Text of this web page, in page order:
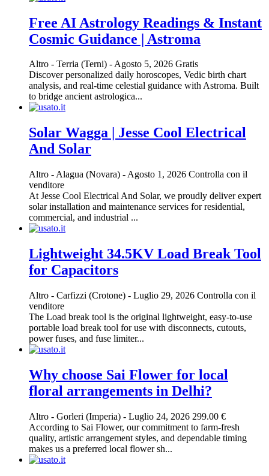
Free AI Astrology Readings & Instant
Cosmic Guidance | Astroma
Altro - Terria (Terni) -Agosto 5, 2026 Gratis
Discover personalized daily horoscopes, Vedic birth chart
analysis, and real-time celestial guidance with Astroma. Built
to bridge ancient astrologica...
Solar Wagga | Jesse Cool Electrical
And Solar
Altro - Alagua (Novara) - Agosto 1, 2026 Controlla con il
venditore
At Jesse Cool Electrical And Solar, we proudly deliver expert
solar installation and maintenance services for residential,
commercial, and industrial ...
Lightweight 34.5KV Load Break Tool
for Capacitors
Altro - Carfizzi (Crotone) - Luglio 29, 2026 Controlla con il
venditore
The Load break tool is the original lightweight, easy-to-use
portable load break tool for use with disconnects, cutouts,
power fuses, and fuse limiter...
Why choose Sai Flower for local
floral arrangements in Delhi?
Altro - Gorleri (Imperia) - Luglio 24, 2026 299.00 €
According to Sai Flower, our commitment to farm-fresh
quality, artistic arrangement styles, and dependable timing
makes us a preferred local flower sh...